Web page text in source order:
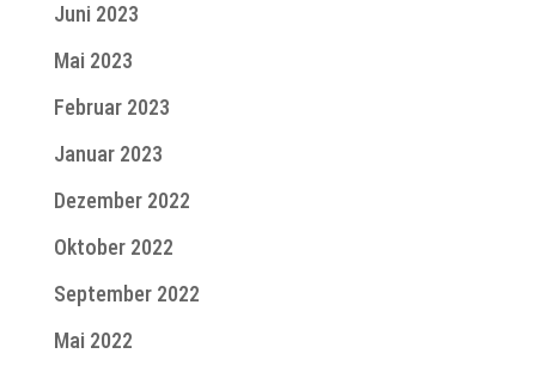
Juni 2023
Mai 2023
Februar 2023
Januar 2023
Dezember 2022
Oktober 2022
September 2022
Mai 2022